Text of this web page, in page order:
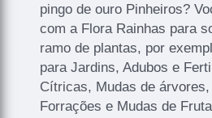
pingo de ouro Pinheiros?
com a Flora Rainhas para
ramo de plantas, por
para Jardins, Adubos e
Cítricas, Mudas de
Forrações e Mudas de